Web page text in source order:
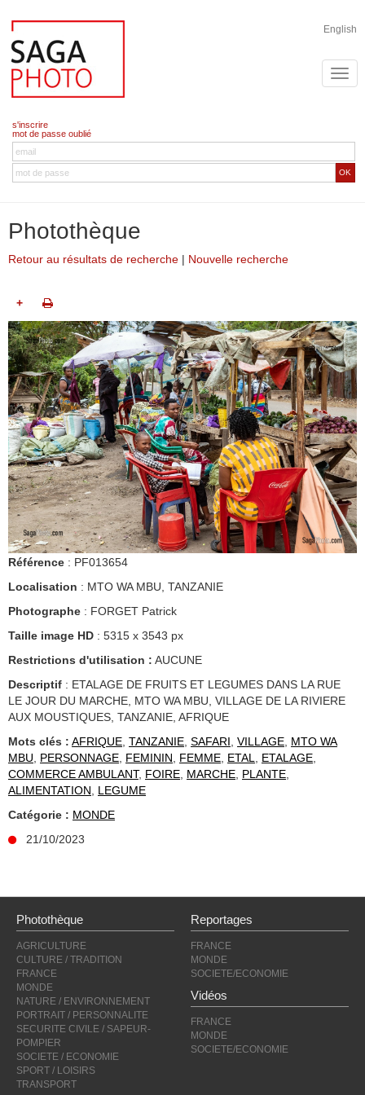
English
s'inscrire
mot de passe oublié
OK
Photothèque
Retour au résultats de recherche | Nouvelle recherche
+
Référence : PF013654
Localisation : MTO WA MBU, TANZANIE
Photographe : FORGET Patrick
Taille image HD : 5315 x 3543 px
Restrictions d'utilisation : AUCUNE
Descriptif : ETALAGE DE FRUITS ET LEGUMES DANS LA RUE
LE JOUR DU MARCHE, MTO WA MBU, VILLAGE DE LA RIVIERE
AUX MOUSTIQUES, TANZANIE, AFRIQUE
Mots clés : AFRIQUE, TANZANIE, SAFARI, VILLAGE, MTO WA
MBU, PERSONNAGE, FEMININ, FEMME, ETAL, ETALAGE,
COMMERCE AMBULANT, FOIRE, MARCHE, PLANTE,
ALIMENTATION, LEGUME
Catégorie : MONDE
21/10/2023
Photothèque
AGRICULTURE
CULTURE / TRADITION
FRANCE
MONDE
NATURE / ENVIRONNEMENT
PORTRAIT / PERSONNALITE
SECURITE CIVILE / SAPEUR-
POMPIER
SOCIETE / ECONOMIE
SPORT / LOISIRS
TRANSPORT
Reportages
FRANCE
MONDE
SOCIETE/ECONOMIE
Vidéos
FRANCE
MONDE
SOCIETE/ECONOMIE